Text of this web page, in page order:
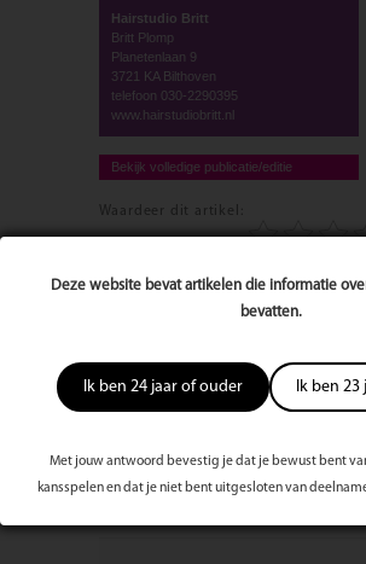
Deze website bevat artikelen die informatie
bevatten.
Ik ben 24 jaar of ouder Ik ben
Met jouw antwoord bevestig je dat je bewust bent
kansspelen en dat je niet bent uitgesloten van
Hairstudio Britt
Britt Plomp
Planetenlaan 9
3721 KA Bilthoven
telefoon 030-2290395
www.hairstudiobritt.nl
Bekijk volledige publicatie/editie
Waardeer dit artikel:
Reageer op dit artikel